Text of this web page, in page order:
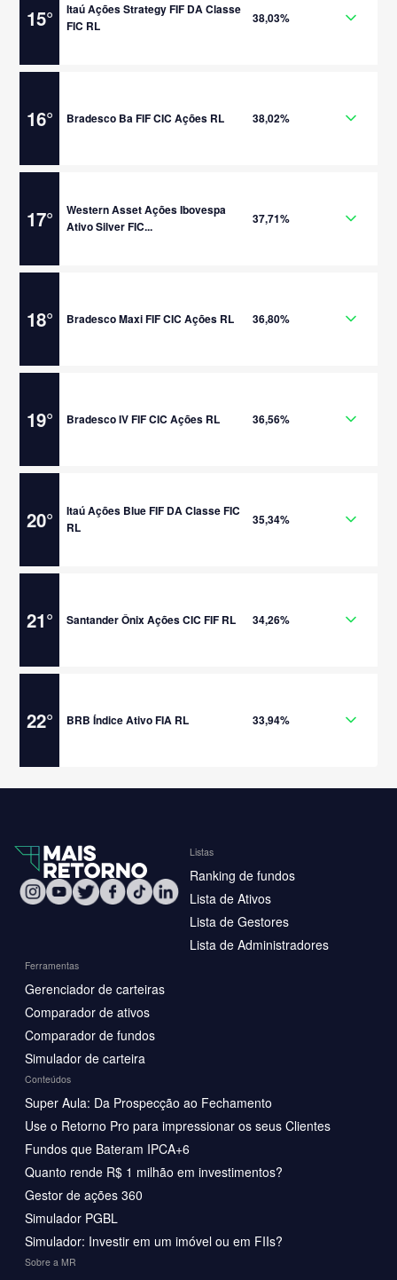
15°
Itaú Ações Strategy FIF DA Classe
FIC RL
38,03%
16° Bradesco Ba FIF CIC Ações RL 38,02%
17°
Western Asset Ações Ibovespa
Ativo Silver FIC...
37,71%
18° Bradesco Maxi FIF CIC Ações RL 36,80%
19° Bradesco IV FIF CIC Ações RL 36,56%
20°
Itaú Ações Blue FIF DA Classe FIC
RL
35,34%
21° Santander Ônix Ações CIC FIF RL 34,26%
22° BRB Índice Ativo FIA RL 33,94%
Listas
Ranking de fundos
Lista de Ativos
Lista de Gestores
Lista de Administradores
Ferramentas
Gerenciador de carteiras
Comparador de ativos
Comparador de fundos
Simulador de carteira
Conteúdos
Super Aula: Da Prospecção ao Fechamento
Use o Retorno Pro para impressionar os seus Clientes
Fundos que Bateram IPCA+6
Quanto rende R$ 1 milhão em investimentos?
Gestor de ações 360
Simulador PGBL
Simulador: Investir em um imóvel ou em FIIs?
Sobre a MR